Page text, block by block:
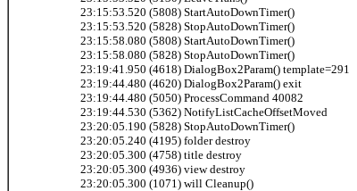
23:15:53.520 (5808) StartAutoDownTimer()
23:15:53.520 (5828) StopAutoDownTimer()
23:15:58.080 (5808) StartAutoDownTimer()
23:15:58.080 (5828) StopAutoDownTimer()
23:19:41.950 (4618) DialogBox2Param() template=291
23:19:44.480 (4620) DialogBox2Param() exit
23:19:44.480 (5050) ProcessCommand 40082
23:19:44.530 (5362) NotifyListCacheOffsetMoved
23:20:05.190 (5828) StopAutoDownTimer()
23:20:05.240 (4195) folder destroy
23:20:05.300 (4758) title destroy
23:20:05.300 (4936) view destroy
23:20:05.300 (1071) will Cleanup()